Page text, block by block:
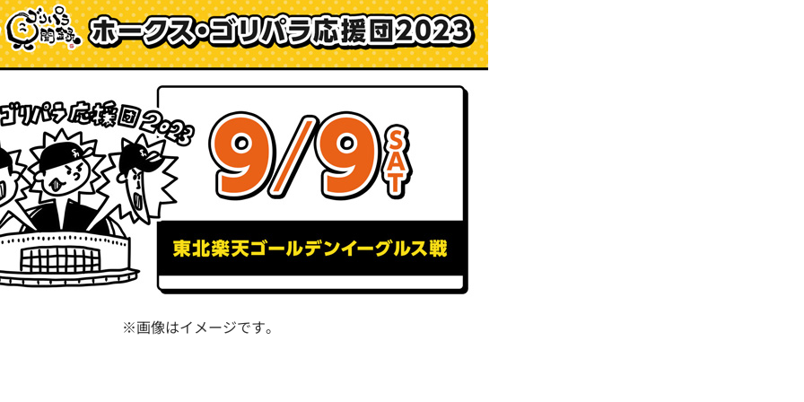
※画像はイメージです。